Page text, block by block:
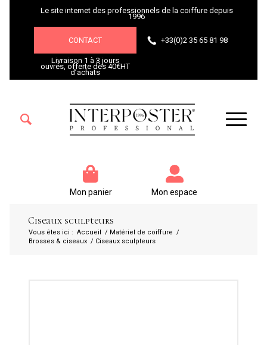
Livraison 1 à 3 jours
ouvrés, offerte dès 40€HT
d’achats
Le site internet des professionnels de la coiffure depuis
1996
CONTACT +33(0)2 35 65 81 98
Mon panier Mon espace
Ciseaux sculpteurs
Vous êtes ici : Accueil / Matériel de coiffure /
Brosses & ciseaux / Ciseaux sculpteurs